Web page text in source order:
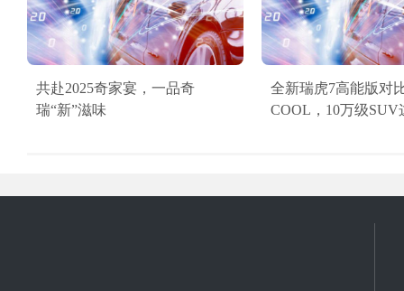
共赴2025奇家宴，一品奇
瑞“新”滋味
全新瑞虎7高能版对
COOL，10万级SUV